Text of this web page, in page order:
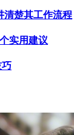
清楚其工作流程
实用建议